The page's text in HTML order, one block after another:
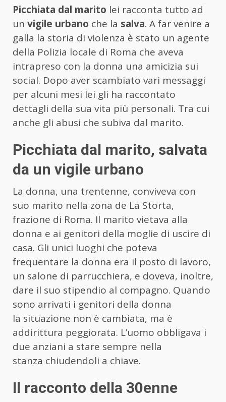
Picchiata dal marito lei racconta tutto ad
un vigile urbano che la salva. A far venire a
galla la storia di violenza è stato un agente
della Polizia locale di Roma che aveva
intrapreso con la donna una amicizia sui
social. Dopo aver scambiato vari messaggi
per alcuni mesi lei gli ha raccontato
dettagli della sua vita più personali. Tra cui
anche gli abusi che subiva dal marito.
Picchiata dal marito, salvata
da un vigile urbano
La donna, una trentenne, conviveva con
suo marito nella zona de La Storta,
frazione di Roma. Il marito vietava alla
donna e ai genitori della moglie di uscire di
casa. Gli unici luoghi che poteva
frequentare la donna era il posto di lavoro,
un salone di parrucchiera, e doveva, inoltre,
dare il suo stipendio al compagno. Quando
sono arrivati i genitori della donna
la situazione non è cambiata, ma è
addirittura peggiorata. L’uomo obbligava i
due anziani a stare sempre nella
stanza chiudendoli a chiave.
Il racconto della 30enne